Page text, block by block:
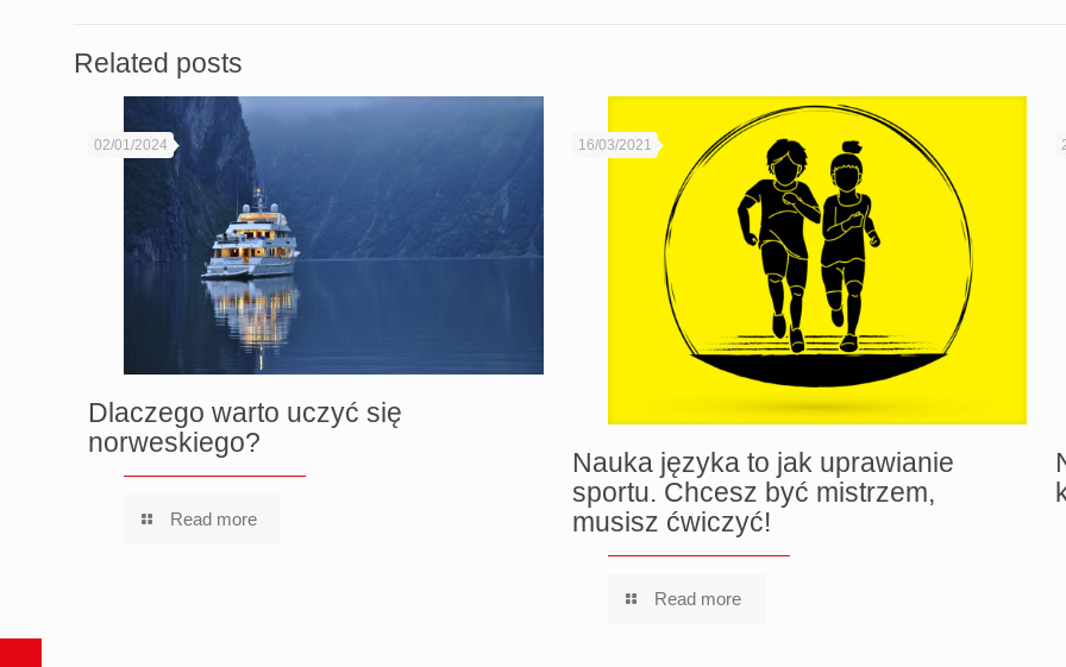
Related posts
02/01/2024
Dlaczego warto uczyć się
norweskiego?
Read more
16/03/2021
Nauka języka to jak uprawianie
sportu. Chcesz być mistrzem,
musisz ćwiczyć!
Read more